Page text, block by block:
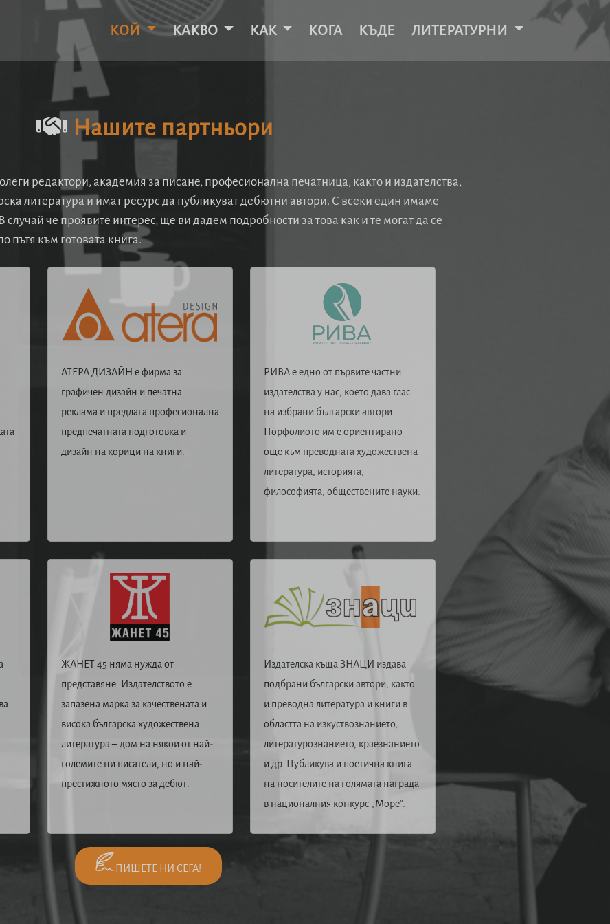
КОЙ КАКВО КАК КОГА КЪДЕ ЛИТЕРАТУРНИ
Нашите партньори
редактори, академия за писане, професионална печатница, както и издателства,
литература и имат ресурс да публикуват дебютни автори. С всеки един имаме
че проявите интерес, ще ви дадем подробности за това как и те могат да се
пътя към готовата книга.
АТЕРА ДИЗАЙН е фирма за
графичен дизайн и печатна
реклама и предлага професионална
предпечатната подготовка и
дизайн на корици на книги.
РИВА е едно от първите частни
издателства у нас, което дава глас
на избрани български автори.
Порфолиото им е ориентирано
още към преводната художествена
литература, историята,
философията, обществените науки.
ЖАНЕТ 45 няма нужда от
представяне. Издателството е
запазена марка за качествената и
висока българска художествена
литература – дом на някои от най-
големите ни писатели, но и най-
престижното място за дебют.
Издателска къща ЗНАЦИ издава
подбрани български автори, както
и преводна литература и книги в
областта на изкуствознанието,
литературознанието, краезнанието
и др. Публикува и поетична книга
на носителите на голямата награда
в националния конкурс „Море“.
ПИШЕТЕ НИ СЕГА!